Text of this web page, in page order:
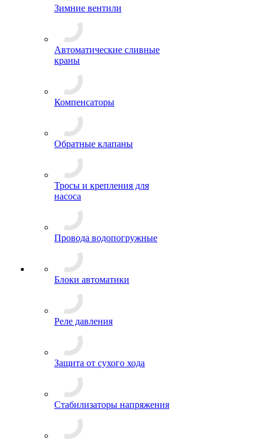
Зимние вентили
Автоматические сливные
краны
Компенсаторы
Обратные клапаны
Тросы и крепления для
насоса
Провода водопогружные
Блоки автоматики
Реле давления
Защита от сухого хода
Стабилизаторы напряжения